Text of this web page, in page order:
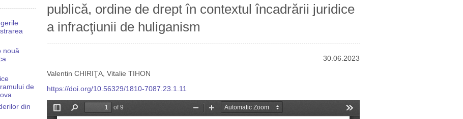
nouă
de
din
publică, ordine de drept în contextul încadrării juridice
a infracţiunii de huliganism
30.06.2023
Valentin CHIRIŢA, Vitalie TIHON
https://doi.org/10.56329/1810-7087.23.1.11